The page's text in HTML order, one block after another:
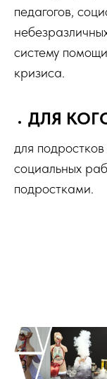
педагогов,
систему
кризиса.
ДЛЯ
для
социальных
подростками.